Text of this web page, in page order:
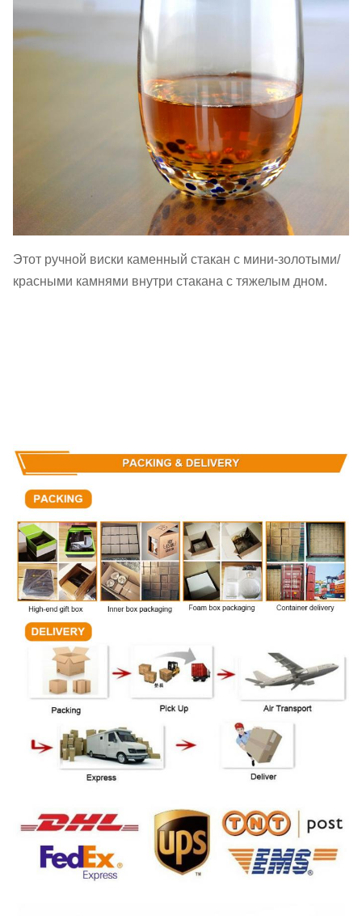
Этот ручной виски каменный стакан с мини-золотыми/
красными камнями внутри стакана с тяжелым дном.